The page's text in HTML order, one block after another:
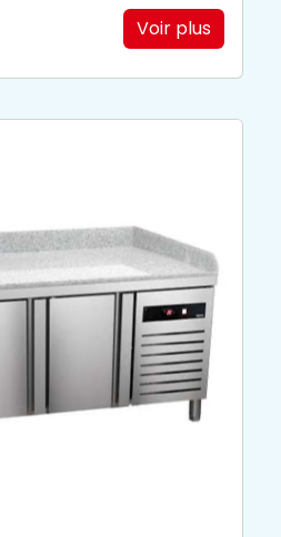
Voir plus